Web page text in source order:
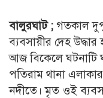
বালুরঘাট ; গতকাল
ব্যবসায়ীর দেহ
আজ বিকেলে ঘটনাটি
পতিরাম থানা
নদীতে। মৃত ওই